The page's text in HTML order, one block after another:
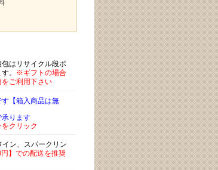
はリサイクル段ボ
。 ※ギフトの場合
ご利用下さい
【箱入商品は無
ります
クリック
ン、スパークリン
】での配送を推奨